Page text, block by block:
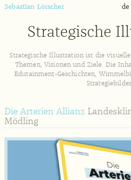
Strategische
Strategische Illustration ist die
Themen, Visionen und Ziele. Die
Edutainment-Geschichten,
Die Arterien Allianz
Mödling
Sebastian Lörscher de